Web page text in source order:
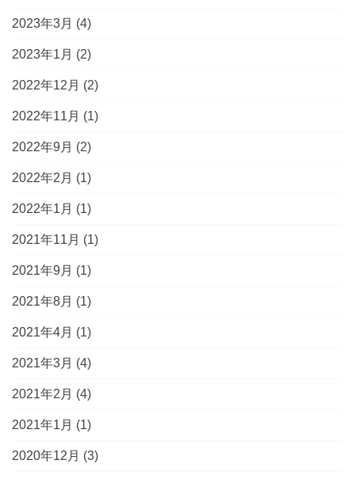
2023年3月 (4)
2023年1月 (2)
2022年12月 (2)
2022年11月 (1)
2022年9月 (2)
2022年2月 (1)
2022年1月 (1)
2021年11月 (1)
2021年9月 (1)
2021年8月 (1)
2021年4月 (1)
2021年3月 (4)
2021年2月 (4)
2021年1月 (1)
2020年12月 (3)